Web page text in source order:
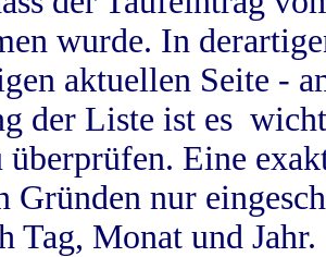
wurde. In
aktuellen Seite -
der Liste ist es
überprüfen. Eine
Gründen nur
Tag, Monat und Jahr.